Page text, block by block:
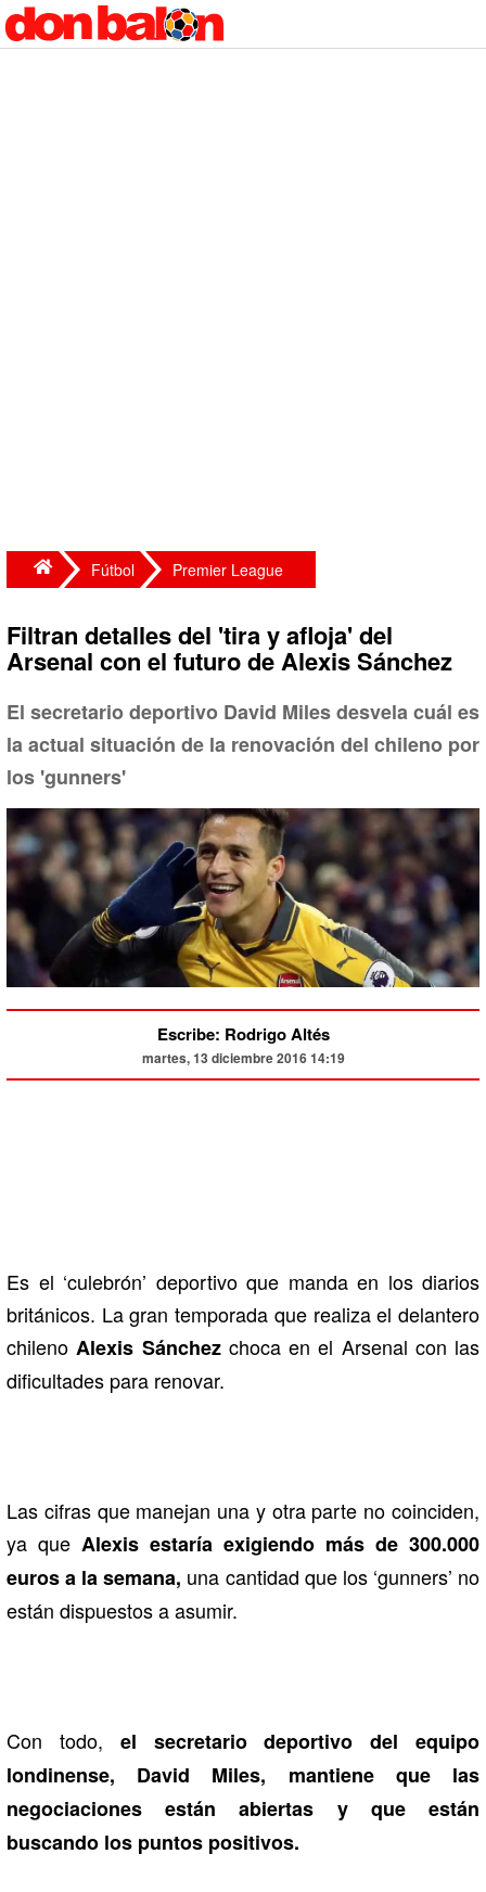
Fútbol Premier League
Filtran detalles del 'tira y afloja' del
Arsenal con el futuro de Alexis Sánchez
El secretario deportivo David Miles desvela cuál es
la actual situación de la renovación del chileno por
los 'gunners'
Escribe: Rodrigo Altés
martes, 13 diciembre 2016 14:19
Es el ‘culebrón’ deportivo que manda en los diarios
británicos. La gran temporada que realiza el delantero
chileno Alexis Sánchezchoca en el Arsenal con las
dificultades para renovar.
Las cifras que manejan una y otra parte no coinciden,
ya que Alexis estaría exigiendo más de 300.000
euros a la semana, una cantidad que los ‘gunners’ no
están dispuestos a asumir.
Con todo, el secretario deportivo del equipo
londinense, David Miles, mantiene que las
negociaciones están abiertas y que están
buscando los puntos positivos.